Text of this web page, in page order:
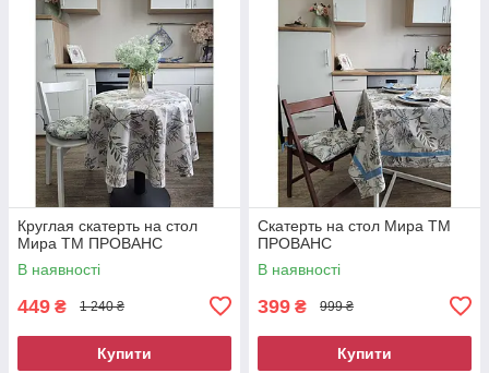
Круглая скатерть на стол
Мира ТМ ПРОВАНС
В наявності
449 ₴ 1 240 ₴
Купити
Скатерть на стол Мира ТМ
ПРОВАНС
В наявності
399 ₴ 999 ₴
Купити